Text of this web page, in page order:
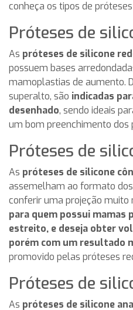
conheça os tipos de
Próteses de
As próteses de silicone
possuem bases
mamoplastias de aumento.
superalto, são indicadas
desenhado, sendo ideais
um bom preenchimento dos
Próteses de
As próteses de silicone
assemelham ao formato
conferir uma projeção muito
para quem possui mamas
estreito, e deseja obter
porém com um resultado
promovido pelas próteses
Próteses de
As próteses de silicone